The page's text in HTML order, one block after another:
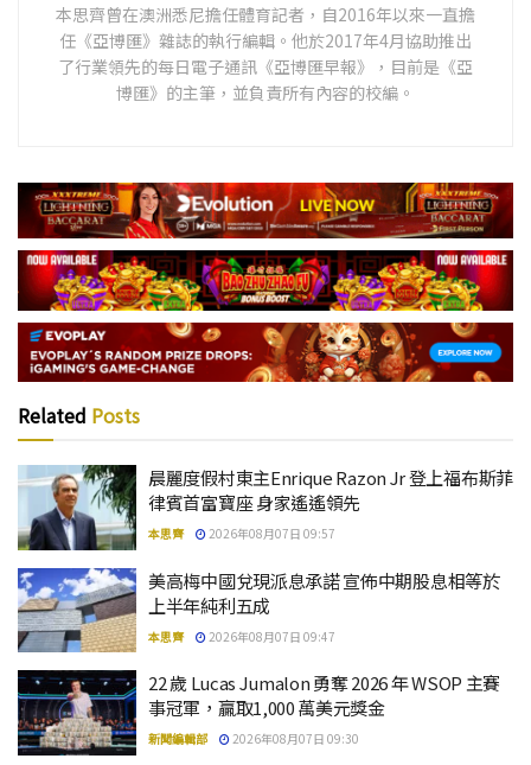
本思齊曾在澳洲悉尼擔任體育記者，自2016年以來一直擔
任《亞博匯》雜誌的執行編輯。他於2017年4月協助推出
了行業領先的每日電子通訊《亞博匯早報》，目前是《亞
博匯》的主筆，並負責所有內容的校編。
Related Posts
晨麗度假村東主Enrique Razon Jr 登上福布斯菲
律賓首富寶座 身家遙遙領先
本思齊 2026年08月07日 09:57
美高梅中國兌現派息承諾 宣佈中期股息相等於
上半年純利五成
本思齊 2026年08月07日 09:47
22 歲 Lucas Jumalon 勇奪 2026 年 WSOP 主賽
事冠軍，贏取1,000 萬美元獎金
新聞編輯部 2026年08月07日 09:30